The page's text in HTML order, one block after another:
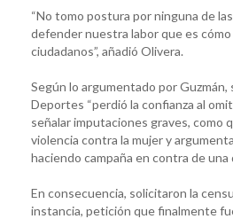
“No tomo postura por ninguna de
defender nuestra labor que es
ciudadanos”, añadió Olivera.
Según lo argumentado por Guzmán,
Deportes “perdió la confianza al
señalar imputaciones graves, como
violencia contra la mujer y
haciendo campaña en contra de una
En consecuencia, solicitaron la
instancia, petición que finalmente